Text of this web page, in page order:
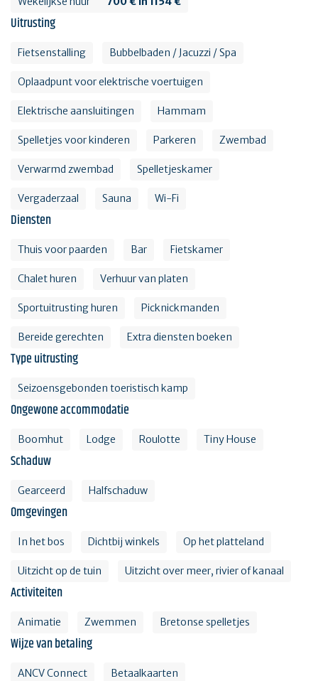
Uitrusting
Fietsenstalling Bubbelbaden / Jacuzzi / Spa
Oplaadpunt voor elektrische voertuigen
Elektrische aansluitingen Hammam
Spelletjes voor kinderen Parkeren Zwembad
Verwarmd zwembad Spelletjeskamer
Vergaderzaal Sauna Wi-Fi
Diensten
Thuis voor paarden Bar Fietskamer
Chalet huren Verhuur van platen
Sportuitrusting huren Picknickmanden
Bereide gerechten Extra diensten boeken
Type uitrusting
Seizoensgebonden toeristisch kamp
Ongewone accommodatie
Boomhut Lodge Roulotte Tiny House
Schaduw
Gearceerd Halfschaduw
Omgevingen
In het bos Dichtbij winkels Op het platteland
Uitzicht op de tuin Uitzicht over meer, rivier of kanaal
Activiteiten
Animatie Zwemmen Bretonse spelletjes
Wijze van betaling
ANCV Connect Betaalkaarten